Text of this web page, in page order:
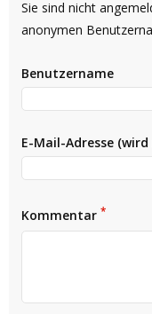
Sie sind nicht
anonymen
Benutzername
E-Mail-Adresse
Kommentar *